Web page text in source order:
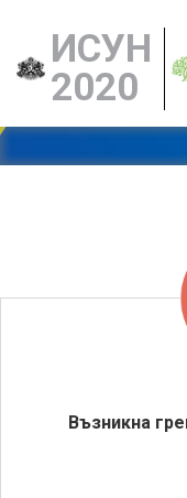
ИСУН
2020
Възникна